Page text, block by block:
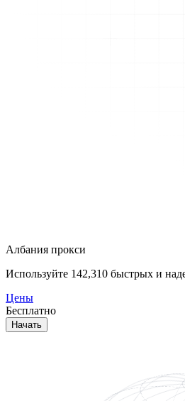
Албания прокси
Используйте 142,310 быстрых и
Цены
Бесплатно
Начать